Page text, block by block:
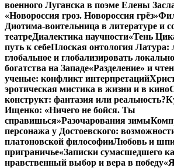
военного Луганска в поэме Елены
«Новороссия гроз. Новороссия грёз»
Диотима-воительница в литературе и
театреДиалектика научности«Тень
путь к себеПлоская онтология Латура:
глобальное и глобализировать
богатства на Западе«Разделение» и
ученые: конфликт интерпретаций
эротическая мистика в жизни и в кино
конструкт: фантазия или реальность?
Ищенко: «Ничего не бойся. Ты
справишься»Разочарования зимы
персонажа у Достоевского:
платоновской философииЛюбовь и
приграничье«Записки сумасшедшего
нравственный выбор и вера в победу